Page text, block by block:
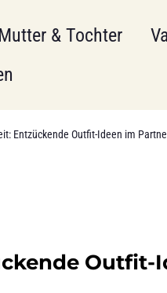
& Tochter
Entzückende Outfit-Ideen im